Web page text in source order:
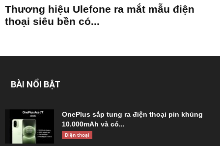
Thương hiệu Ulefone ra mắt mẫu điện
thoại siêu bền có...
BÀI NỔI BẬT
OnePlus sắp tung ra điện thoại pin khủng
10.000mAh và có...
Điện thoại